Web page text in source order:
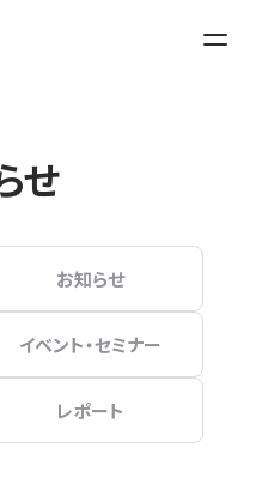
せ
お知らせ
イベント・セミナー
レポート